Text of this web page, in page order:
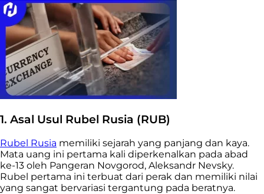
1. Asal Usul Rubel Rusia (RUB)
Rubel Rusia memiliki sejarah yang panjang dan kaya.
Mata uang ini pertama kali diperkenalkan pada abad
ke-13 oleh Pangeran Novgorod, Aleksandr Nevsky.
Rubel pertama ini terbuat dari perak dan memiliki nilai
yang sangat bervariasi tergantung pada beratnya.